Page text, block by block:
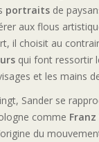
portraits de
aux flous
il choisit au
qui font ressortir
et les mains
Sander se
comme
du